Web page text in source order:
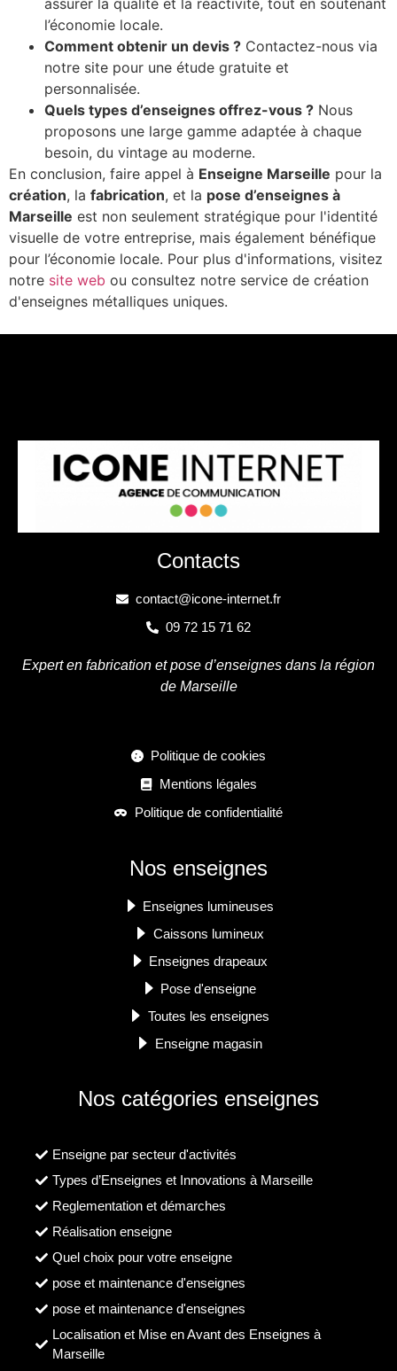
assurer la qualité et la réactivité, tout en soutenant
l’économie locale.
Comment obtenir un devis ? Contactez-nous via
notre site pour une étude gratuite et
personnalisée.
Quels types d’enseignes offrez-vous ? Nous
proposons une large gamme adaptée à chaque
besoin, du vintage au moderne.
En conclusion, faire appel à Enseigne Marseille pour la
création, la fabrication, et la pose d’enseignes à
Marseille est non seulement stratégique pour l'identité
visuelle de votre entreprise, mais également bénéfique
pour l’économie locale. Pour plus d'informations, visitez
notre site web ou consultez notre service de création
d'enseignes métalliques uniques.
Contacts
contact@icone-internet.fr
09 72 15 71 62
Expert en fabrication et pose d’enseignes dans la région
de Marseille
Politique de cookies
Mentions légales
Politique de confidentialité
Nos enseignes
Enseignes lumineuses
Caissons lumineux
Enseignes drapeaux
Pose d'enseigne
Toutes les enseignes
Enseigne magasin
Nos catégories enseignes
Enseigne par secteur d'activités
Types d’Enseignes et Innovations à Marseille
Reglementation et démarches
Réalisation enseigne
Quel choix pour votre enseigne
pose et maintenance d'enseignes
pose et maintenance d'enseignes
Localisation et Mise en Avant des Enseignes à
Marseille